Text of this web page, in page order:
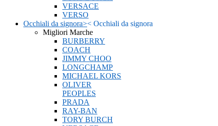
VERSACE
VERSO
Occhiali da signora>< Occhiali da signora
Migliori Marche
BURBERRY
COACH
JIMMY CHOO
LONGCHAMP
MICHAEL KORS
OLIVER
PEOPLES
PRADA
RAY-BAN
TORY BURCH